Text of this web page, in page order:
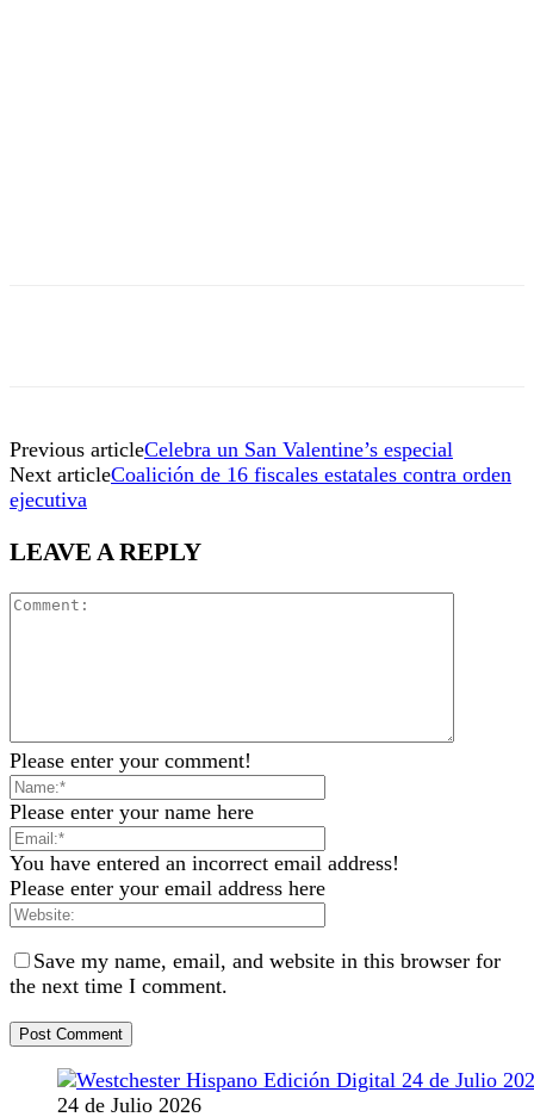
Previous articleCelebra un San Valentine’s especial
Next articleCoalición de 16 fiscales estatales contra orden
ejecutiva
LEAVE A REPLY
Please enter your comment!
Please enter your name here
You have entered an incorrect email address!
Please enter your email address here
Save my name, email, and website in this browser for
the next time I comment.
24 de Julio 2026